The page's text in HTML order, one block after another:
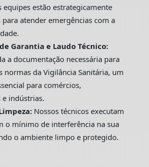
equipes estão estrategicamente
para atender emergências com a
Garantia e Laudo Técnico:
a documentação necessária para
normas da Vigilância Sanitária, um
para comércios,
indústrias.
Nossos técnicos executam
o mínimo de interferência na sua
o ambiente limpo e protegido.